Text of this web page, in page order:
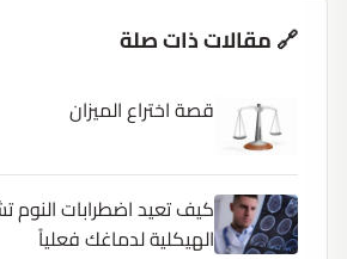
🔗 مقالات ذات صلة
قصة اختراع الميزان
كيف تعيد اضطرابات النوم
الهيكلية لدماغك فعلياً